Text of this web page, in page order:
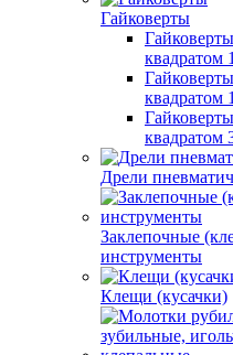
Гайковерты
квадратом 1
квадратом
квадратом
Дрели
Заклепочные
инструменты
Клещи (кусачки)